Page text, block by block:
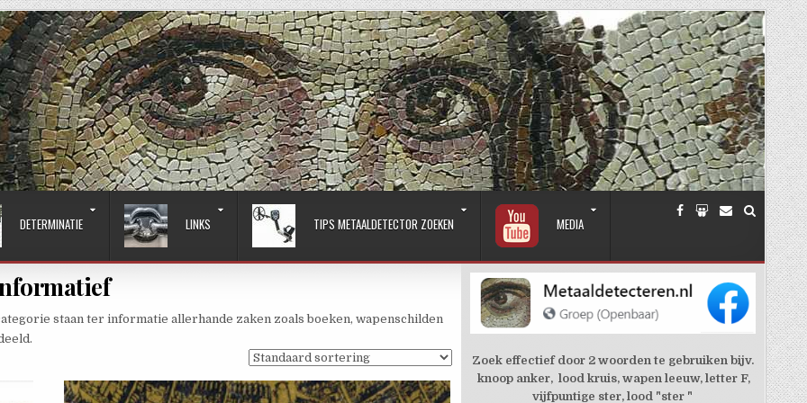
DETERMINATIE LINKS TIPS METAALDETECTOR ZOEKEN MEDIA
staan ter informatie allerhande zaken zoals boeken, wapenschilden
Zoek effectief door 2 woorden te gebruiken bijv.
knoop anker, lood kruis, wapen leeuw, letter F,
vijfpuntige ster, lood "ster "